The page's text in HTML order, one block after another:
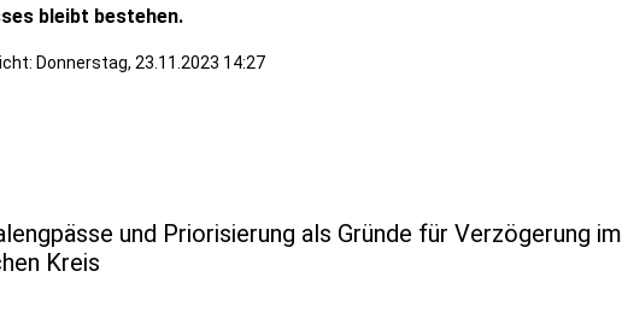
bleibt bestehen.
Donnerstag, 23.11.2023 14:27
und Priorisierung als Gründe für Verzögerung im
Kreis